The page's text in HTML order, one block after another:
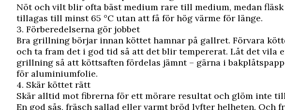
Nöt och vilt blir ofta bäst medium rare till medium, medan
tillagas till minst 65 °C utan att få för hög värme för länge.
3. Förberedelserna gör jobbet
Bra grillning börjar innan köttet hamnar på gallret. Förvara
och ta fram det i god tid så att det blir tempererat. Låt det vila
grillning så att köttsaften fördelas jämnt – gärna i
för aluminiumfolie.
4. Skär köttet rätt
Skär alltid mot fibrerna för ett mörare resultat och glöm inte
En god sås, fräsch sallad eller varmt bröd lyfter helheten. Och